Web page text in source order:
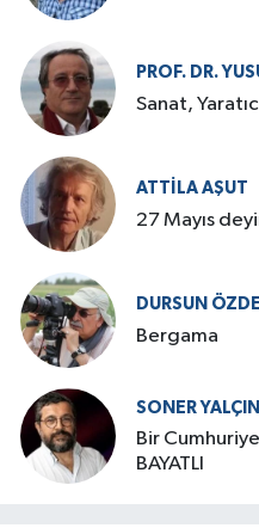
PROF. DR.
Sanat,
ATTILA AŞUT
27 Mayıs
DURSUN
Bergama
SONER YALÇIN
Bir
BAYATLI